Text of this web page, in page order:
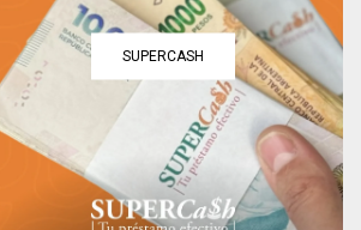
SUPERCASH